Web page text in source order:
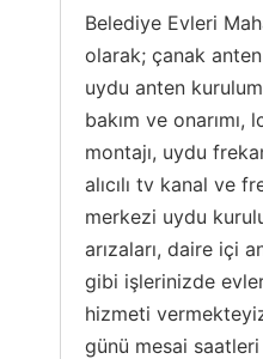
Belediye Evleri
olarak; çanak
uydu anten
bakım ve
montajı, uydu
alıcılı tv kanal ve
merkezi uydu
arızaları, daire içi
gibi işlerinizde
hizmeti
günü mesai